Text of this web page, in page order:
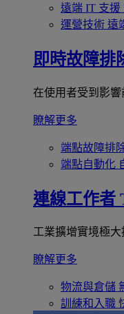
遠端 IT 支援
運營技術 遠
即時故障排
在使用者受到影響
瞭解更多
端點故障排
端點自動化
連線工作者
工業擴增實境極大
瞭解更多
物流與倉儲
訓練和入職